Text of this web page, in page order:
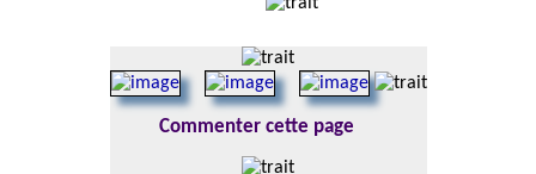
Commenter cette page